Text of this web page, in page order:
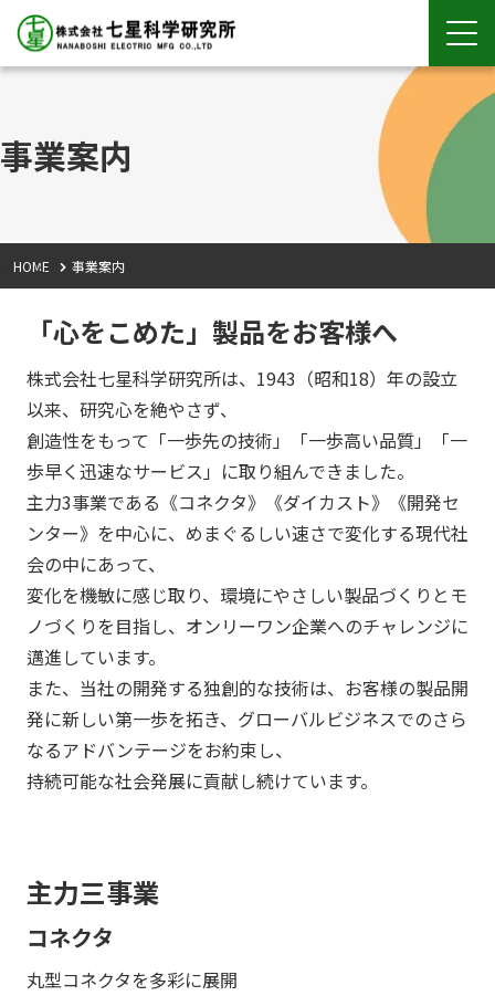
事業案内
HOME 事業案内
「心をこめた」製品をお客様へ
株式会社七星科学研究所は、1943（昭和18）年の設立
以来、研究心を絶やさず、
創造性をもって「一歩先の技術」「一歩高い品質」「一
歩早く迅速なサービス」に取り組んできました。
主力3事業である《コネクタ》《ダイカスト》《開発セ
ンター》を中心に、めまぐるしい速さで変化する現代社
会の中にあって、
変化を機敏に感じ取り、環境にやさしい製品づくりとモ
ノづくりを目指し、オンリーワン企業へのチャレンジに
邁進しています。
また、当社の開発する独創的な技術は、お客様の製品開
発に新しい第一歩を拓き、グローバルビジネスでのさら
なるアドバンテージをお約束し、
持続可能な社会発展に貢献し続けています。
主力三事業
コネクタ
丸型コネクタを多彩に展開